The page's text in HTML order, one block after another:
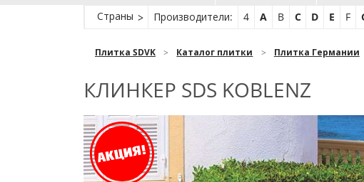
Страны Производители: 4 A B C D E F
Плитка SDVK Каталог плитки Плитка Германии
КЛИНКЕР SDS KOBLENZ